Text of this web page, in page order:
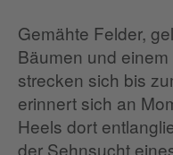
Gemähte Felder,
Bäumen und
strecken sich bis
erinnert sich an
Heels dort
der Sehnsucht